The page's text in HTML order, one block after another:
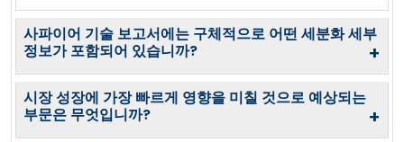
사파이어 기술 보고서에는 구체적으로 어떤 세분화 세부
정보가 포함되어 있습니까?
+
시장 성장에 가장 빠르게 영향을 미칠 것으로 예상되는
부문은 무엇입니까?
+